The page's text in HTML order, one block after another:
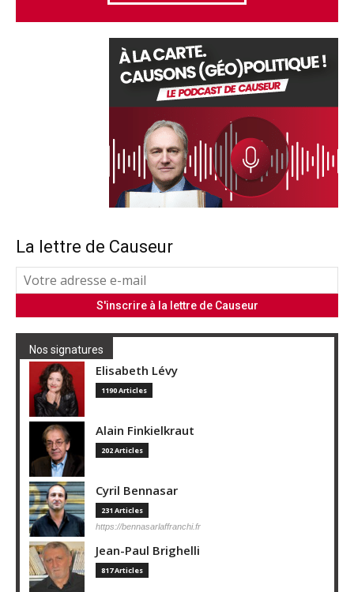
La lettre de Causeur
Nos signatures
Elisabeth Lévy
1190 Articles
Alain Finkielkraut
202 Articles
Cyril Bennasar
231 Articles
https://bennasarlaffranchi.fr
Jean-Paul Brighelli
817 Articles